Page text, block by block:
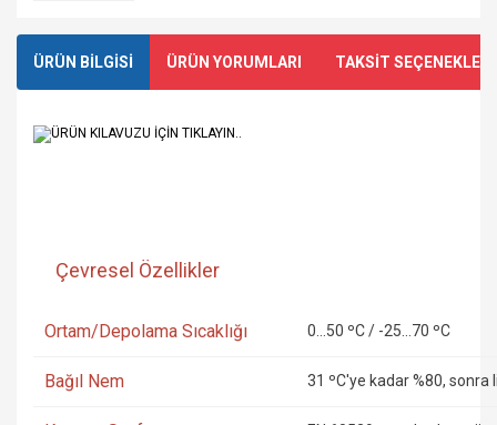
ÜRÜN BİLGİSİ ÜRÜN YORUMLARI TAKSİT SEÇENEKLERİ
ÜRÜN KILAVUZU İÇİN TIKLAYIN..
Çevresel Özellikler
Ortam/Depolama Sıcaklığı 0...50 ºC / -25...70 ºC
Bağıl Nem 31 ºC'ye kadar %80, sonra